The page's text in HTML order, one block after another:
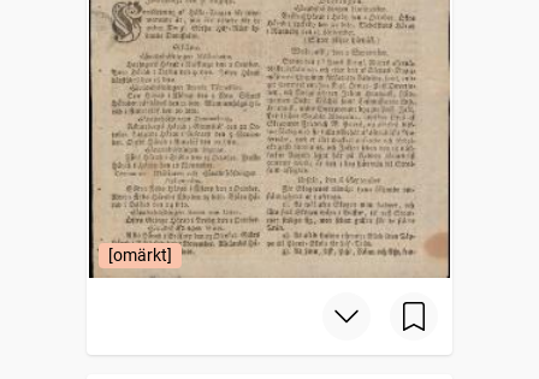
[omärkt]